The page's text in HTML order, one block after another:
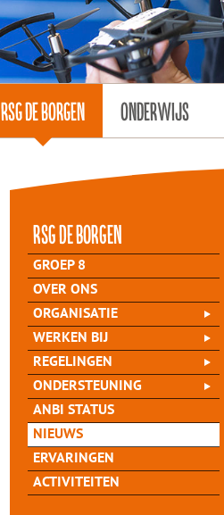
RSG DE BORGEN ONDERWIJS
rsg de Borgen
GROEP 8
OVER ONS
ORGANISATIE
WERKEN BIJ
REGELINGEN
ONDERSTEUNING
ANBI STATUS
NIEUWS
ERVARINGEN
ACTIVITEITEN